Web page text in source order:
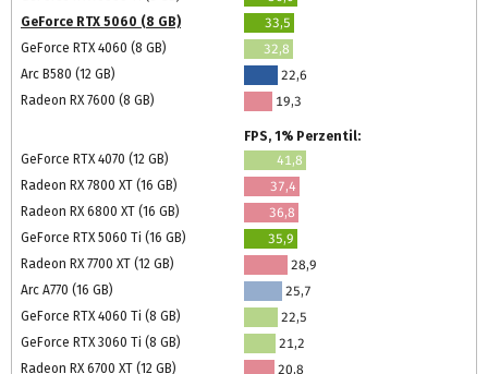
GeForce RTX 5060 (8 GB)
33,5
GeForce RTX 4060 (8 GB)
32,8
Arc B580 (12 GB)
22,6
Radeon RX 7600 (8 GB)
19,3
FPS, 1% Perzentil:
GeForce RTX 4070 (12 GB)
41,8
Radeon RX 7800 XT (16 GB)
37,4
Radeon RX 6800 XT (16 GB)
36,8
GeForce RTX 5060 Ti (16 GB)
35,9
Radeon RX 7700 XT (12 GB)
28,9
Arc A770 (16 GB)
25,7
GeForce RTX 4060 Ti (8 GB)
22,5
GeForce RTX 3060 Ti (8 GB)
21,2
Radeon RX 6700 XT (12 GB)
20,8